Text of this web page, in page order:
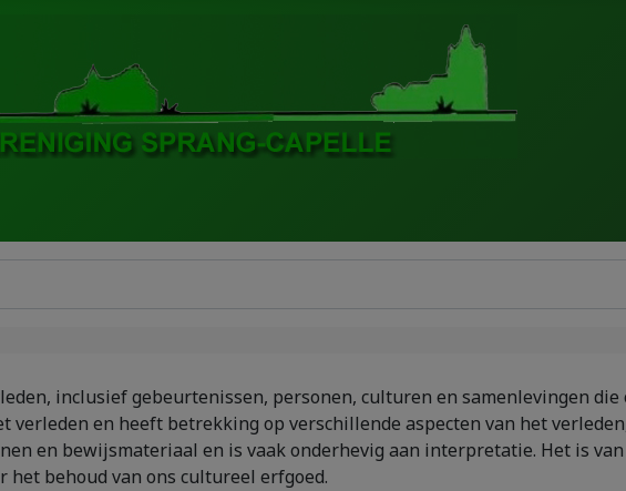
inclusief gebeurtenissen, personen, culturen en samenlevingen
en heeft betrekking op verschillende aspecten van het
en bewijsmateriaal en is vaak onderhevig aan interpretatie. Het is
behoud van ons cultureel erfgoed.